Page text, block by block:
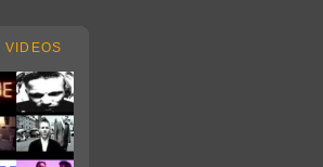
VIDEOS